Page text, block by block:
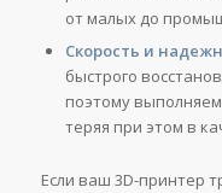
от малых до
Скорость и
быстрого
поэтому
теряя при этом в
Если ваш 3D-принтер